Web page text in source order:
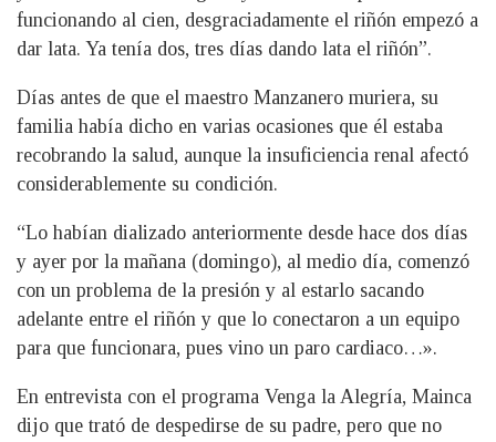
funcionando al cien, desgraciadamente el riñón empezó a
dar lata. Ya tenía dos, tres días dando lata el riñón”.
Días antes de que el maestro Manzanero muriera, su
familia había dicho en varias ocasiones que él estaba
recobrando la salud, aunque la insuficiencia renal afectó
considerablemente su condición.
“Lo habían dializado anteriormente desde hace dos días
y ayer por la mañana (domingo), al medio día, comenzó
con un problema de la presión y al estarlo sacando
adelante entre el riñón y que lo conectaron a un equipo
para que funcionara, pues vino un paro cardiaco…».
En entrevista con el programa Venga la Alegría, Mainca
dijo que trató de despedirse de su padre, pero que no